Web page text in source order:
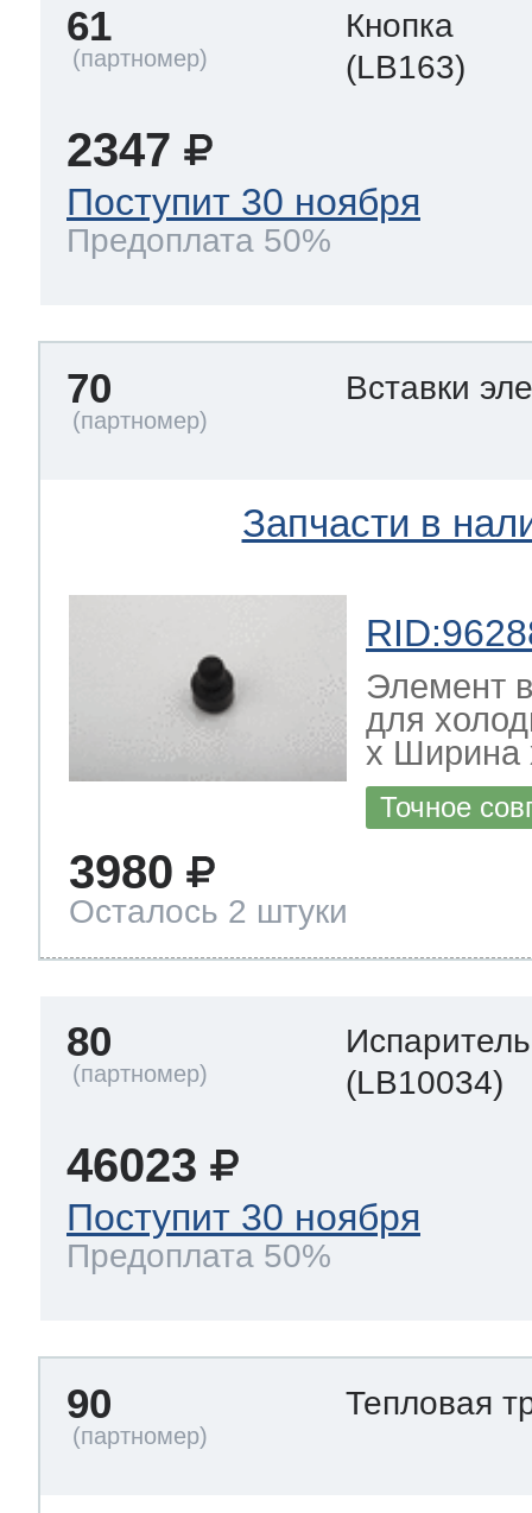
61
Кнопка
(LB163)
2347
Поступит 30 ноября
Предоплата 50%
70 Вставки
Запчасти в
Элемент
для
х Ширина
Точное
3980
Осталось 2 штуки
80
Испаритель
(LB10034)
46023
Поступит 30 ноября
Предоплата 50%
90 Тепловая